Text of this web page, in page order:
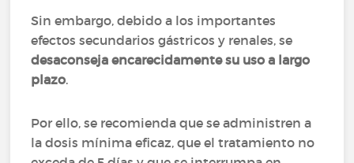
Sin embargo, debido a los importantes
efectos secundarios gástricos y renales, se
desaconseja encarecidamente su uso a largo
plazo.
Por ello, se recomienda que se administren a
la dosis mínima eficaz, que el tratamiento no